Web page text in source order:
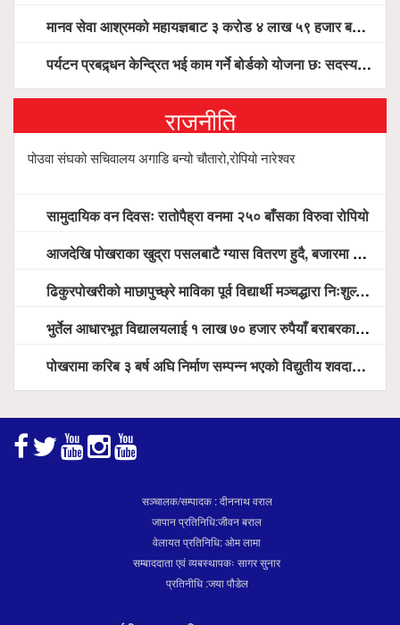
मानव सेवा आश्रमको महायज्ञबाट ३ करोड ४ लाख ५९ हजार बचत, १ करोड ४४ लाख उठ्न बाँकी, विना संचार माध्यम तर प्रचार प्रसारमै भयो १९ लाख खर्च !
पर्यटन प्रबद्र्धन केन्द्रित भई काम गर्ने बोर्डको योजना छः सदस्य पोखरेल, चलिय पोखरालाई थप प्रभावकारी बनाउन होटल संघको माग
राजनीति
पोउवा संघको सचिवालय अगाडि बन्यो चौतारो,रोपियो नारेश्वर
सामुदायिक वन दिवसः रातोपैह्रा वनमा २५० बाँसका विरुवा रोपियो
आजदेखि पोखराका खुद्रा पसलबाटै ग्यास वितरण हुदै, बजारमा ७ हजार भन्दा बढी सिलिण्डर आउने तयारी
ढिकुरपोखरीको माछापुच्छ्रे माविका पूर्व विद्यार्थी मञ्चद्धारा निःशुल्क आँखा शिविर सञ्चालन, ५ सय जना लाभान्वित
भुर्तेल आधारभूत विद्यालयलाई १ लाख ७० हजार रुपैयाँ बराबरका शैक्षिक सामग्री हस्तान्तरण
पोखरामा करिब ३ बर्ष अघि निर्माण सम्पन्न भएको विद्युतीय शवदाह गृह अझै संचालनमा आउन सकेन, तत्काल संचालन गर्न स्थानियको माग
सञ्चालक/सम्पादक : दीननाथ वराल
जापान प्रतिनिधि:जीवन बराल
वेलायत प्रतिनिधि: ओम लामा
सम्बाददाता एवं व्यबस्थापकः सागर सुनार
प्रतिनीधि :जया पौडेल